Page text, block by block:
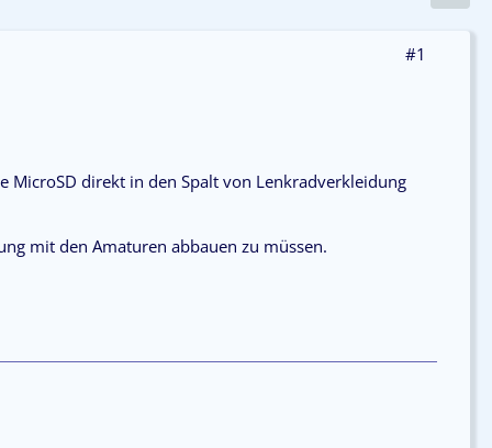
#1
MicroSD direkt in den Spalt von Lenkradverkleidung
mit den Amaturen abbauen zu müssen.